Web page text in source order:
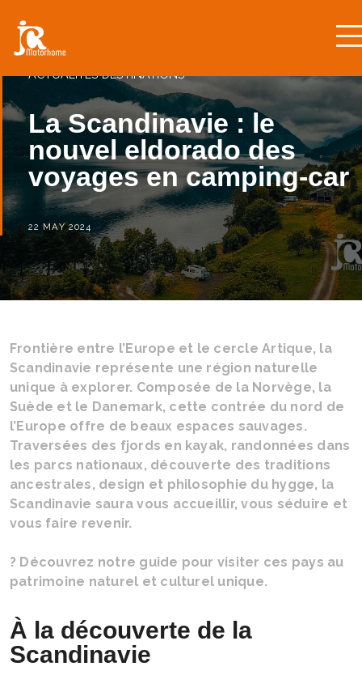
ACTUALITÉSDESTINATIONS
La Scandinavie : le
nouvel eldorado des
voyages en camping-car
22 MAY 2024
Frontière entre l’Europe et le cercle Artique, la
Scandinavie représente une région naturelle
unique à explorer. Composée de la Norvège, la
Suède et le Danemark, cette contrée du nord de
l’Europe offre de beaux espaces sauvages.
Traversées des fjords en kayak, randonnées dans
les parcs nationaux, découverte des traditions
ancestrales, design et philosophie du hygge, la
Scandinavie saura vous accueillir, vous séduire et
vous faire revenir.
? Découvrez notre guide pour visiter ces pays au
patrimoine naturel et culturel unique.
À la découverte de la
Scandinavie